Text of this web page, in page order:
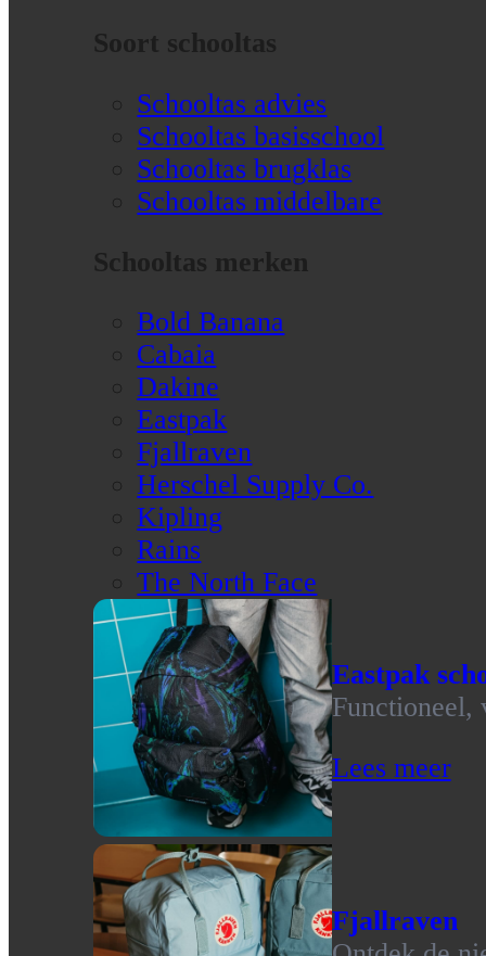
Soort schooltas
Schooltas advies
Schooltas basisschool
Schooltas brugklas
Schooltas middelbare
Schooltas merken
Bold Banana
Cabaia
Dakine
Eastpak
Fjallraven
Herschel Supply Co.
Kipling
Rains
The North Face
Eastpak
Functioneel,
Lees meer
Fjallraven